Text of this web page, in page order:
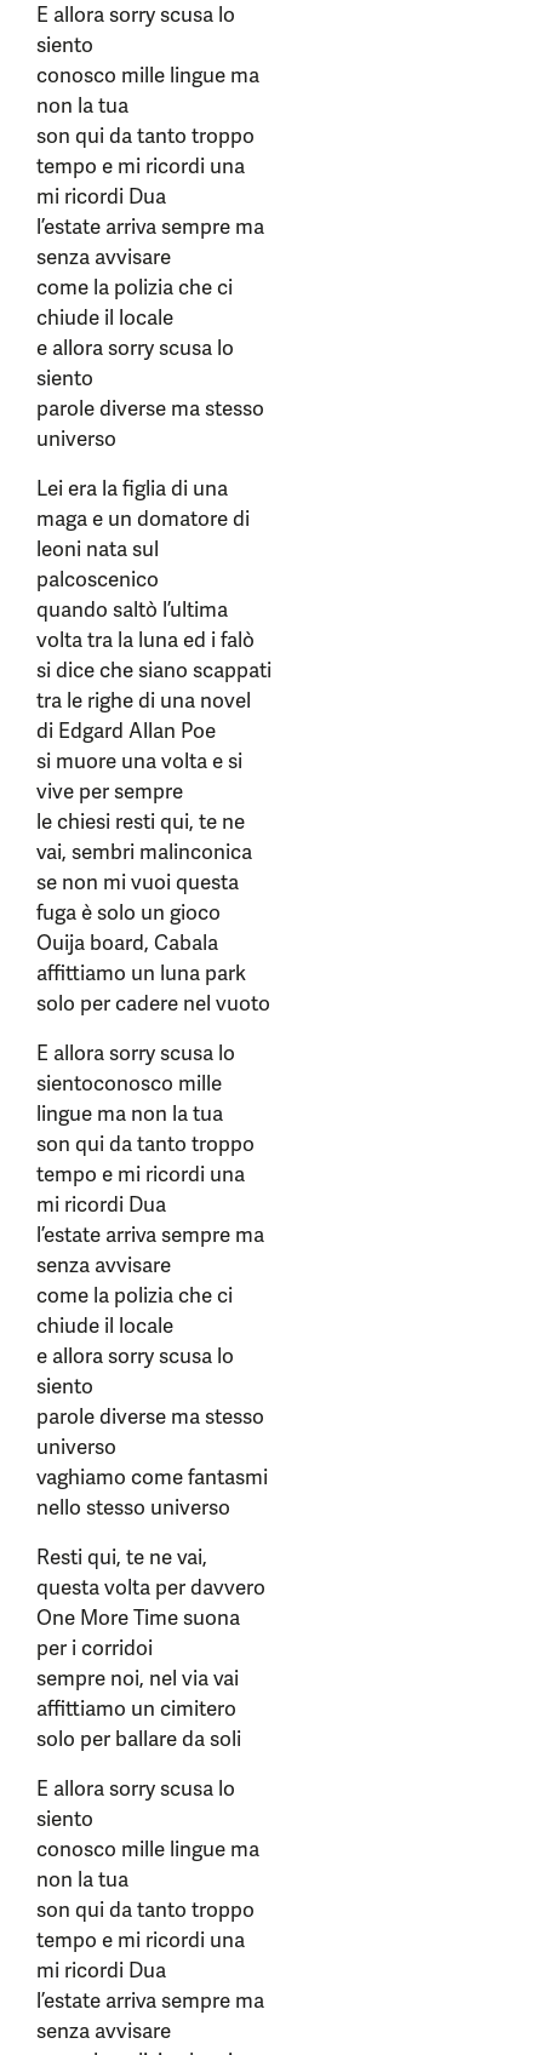
E allora sorry scusa lo
siento
conosco mille lingue ma
non la tua
son qui da tanto troppo
tempo e mi ricordi una
mi ricordi Dua
l’estate arriva sempre ma
senza avvisare
come la polizia che ci
chiude il locale
e allora sorry scusa lo
siento
parole diverse ma stesso
universo
Lei era la figlia di una
maga e un domatore di
leoni nata sul
palcoscenico
quando saltò l’ultima
volta tra la luna ed i falò
si dice che siano scappati
tra le righe di una novel
di Edgard Allan Poe
si muore una volta e si
vive per sempre
le chiesi resti qui, te ne
vai, sembri malinconica
se non mi vuoi questa
fuga è solo un gioco
Ouija board, Cabala
affittiamo un luna park
solo per cadere nel vuoto
E allora sorry scusa lo
sientoconosco mille
lingue ma non la tua
son qui da tanto troppo
tempo e mi ricordi una
mi ricordi Dua
l’estate arriva sempre ma
senza avvisare
come la polizia che ci
chiude il locale
e allora sorry scusa lo
siento
parole diverse ma stesso
universo
vaghiamo come fantasmi
nello stesso universo
Resti qui, te ne vai,
questa volta per davvero
One More Time suona
per i corridoi
sempre noi, nel via vai
affittiamo un cimitero
solo per ballare da soli
E allora sorry scusa lo
siento
conosco mille lingue ma
non la tua
son qui da tanto troppo
tempo e mi ricordi una
mi ricordi Dua
l’estate arriva sempre ma
senza avvisare